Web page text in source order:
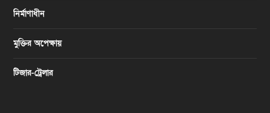
নির্মাণাধীন
মুক্তির অপেক্ষায়
টিজার-ট্রেলার